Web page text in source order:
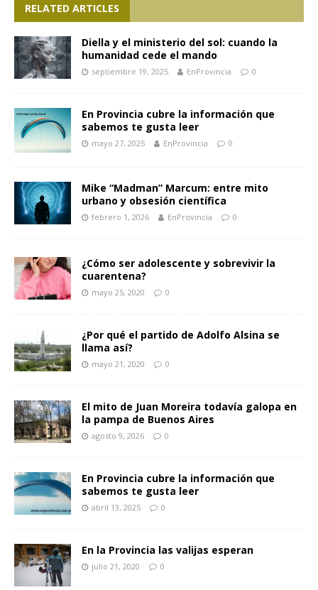
RELATED ARTICLES
Diella y el ministerio del sol: cuando la
humanidad cede el mando
septiembre 19, 2025 EnProvincia 0
En Provincia cubre la información que
sabemos te gusta leer
mayo 27, 2025 EnProvincia 0
Mike “Madman” Marcum: entre mito
urbano y obsesión científica
febrero 1, 2026 EnProvincia 0
¿Cómo ser adolescente y sobrevivir la
cuarentena?
mayo 25, 2020 0
¿Por qué el partido de Adolfo Alsina se
llama así?
mayo 21, 2020 0
El mito de Juan Moreira todavía galopa en
la pampa de Buenos Aires
agosto 9, 2026 0
En Provincia cubre la información que
sabemos te gusta leer
abril 13, 2025 0
En la Provincia las valijas esperan
julio 21, 2020 0